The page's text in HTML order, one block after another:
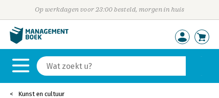
Op werkdagen voor 23:00 besteld, morgen in huis
Kunst en cultuur